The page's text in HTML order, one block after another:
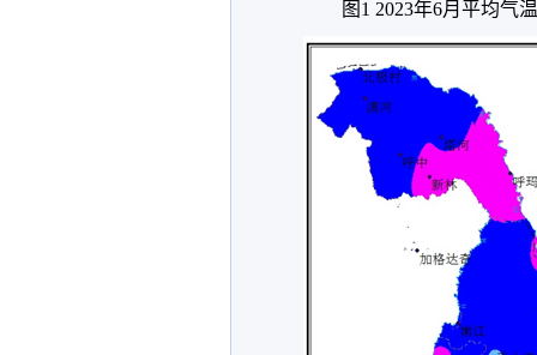
图1 2023年6月平均气